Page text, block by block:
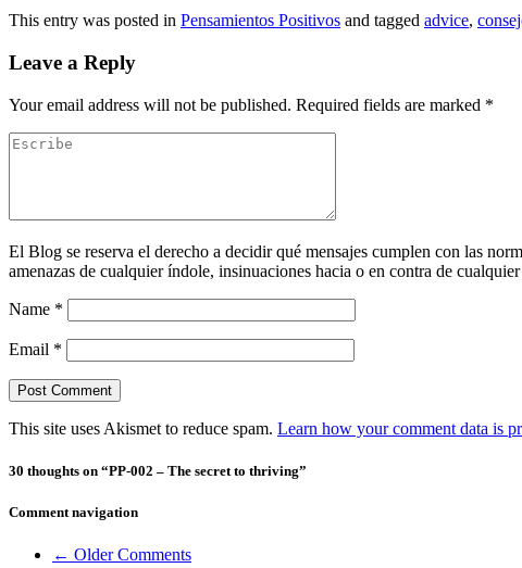
This entry was posted in Pensamientos Positivos and tagged advice,
Leave a Reply
Your email address will not be published. Required fields are marked *
El Blog se reserva el derecho a decidir qué mensajes cumplen con las
amenazas de cualquier índole, insinuaciones hacia o en contra de
Name *
Email *
This site uses Akismet to reduce spam. Learn how your comment data is
30 thoughts on “PP-002 – The secret to thriving”
Comment navigation
← Older Comments